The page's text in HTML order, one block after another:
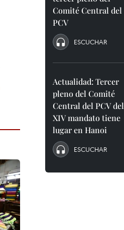
Comité Central del
PCV
ESCUCHAR
Actualidad: Tercer
pleno del Comité
Central del PCV del
XIV mandato tiene
lugar en Hanoi
ESCUCHAR